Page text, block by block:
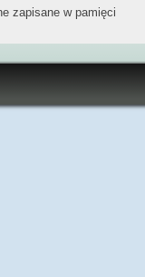
zapisane w pamięci